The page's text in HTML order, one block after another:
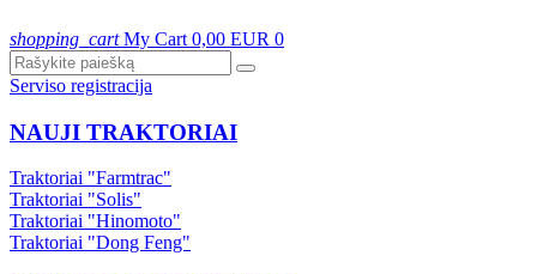
shopping_cart My Cart 0,00 EUR 0
Serviso registracija
NAUJI TRAKTORIAI
Traktoriai "Farmtrac"
Traktoriai "Solis"
Traktoriai "Hinomoto"
Traktoriai "Dong Feng"